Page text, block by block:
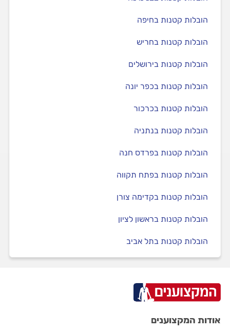
הובלות קטנות בחיפה
הובלות קטנות בחריש
הובלות קטנות בירושלים
הובלות קטנות בכפר יונה
הובלות קטנות בכרכור
הובלות קטנות בנתניה
הובלות קטנות בפרדס חנה
הובלות קטנות בפתח תקווה
הובלות קטנות בקדימה צורן
הובלות קטנות בראשון לציון
הובלות קטנות בתל אביב
אודות המקצוענים